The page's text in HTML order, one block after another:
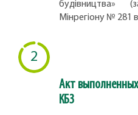
будівництва»
Мінрегіону № 281
2
Акт
КБ3